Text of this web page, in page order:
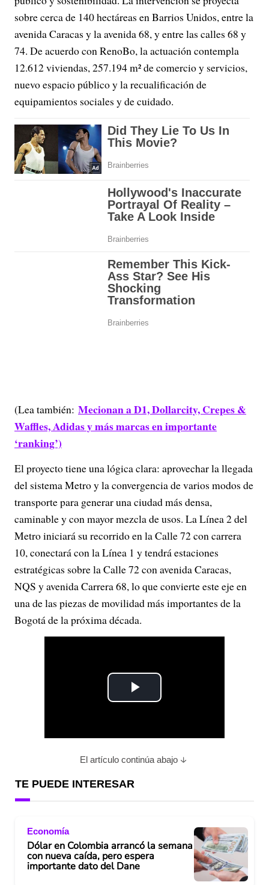
sobre cerca de 140 hectáreas en Barrios Unidos, entre la
avenida Caracas y la avenida 68, y entre las calles 68 y
74. De acuerdo con RenoBo, la actuación contempla
12.612 viviendas, 257.194 m² de comercio y servicios,
nuevo espacio público y la recualificación de
equipamientos sociales y de cuidado.
(Lea también: Mecionan a D1, Dollarcity, Crepes &
Waffles, Adidas y más marcas en importante
‘ranking’)
El proyecto tiene una lógica clara: aprovechar la llegada
del sistema Metro y la convergencia de varios modos de
transporte para generar una ciudad más densa,
caminable y con mayor mezcla de usos. La Línea 2 del
Metro iniciará su recorrido en la Calle 72 con carrera
10, conectará con la Línea 1 y tendrá estaciones
estratégicas sobre la Calle 72 con avenida Caracas,
NQS y avenida Carrera 68, lo que convierte este eje en
una de las piezas de movilidad más importantes de la
Bogotá de la próxima década.
P
a
d
El artículo continúa abajo
TE PUEDE INTERESAR
Economía
Dólar en Colombia arrancó la semana
con nueva caída, pero espera
importante dato del Dane